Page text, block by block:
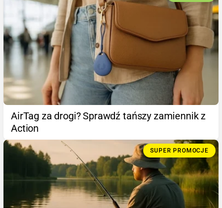
AirTag za drogi? Sprawdź tańszy zamiennik z
Action
SUPER PROMOCJE